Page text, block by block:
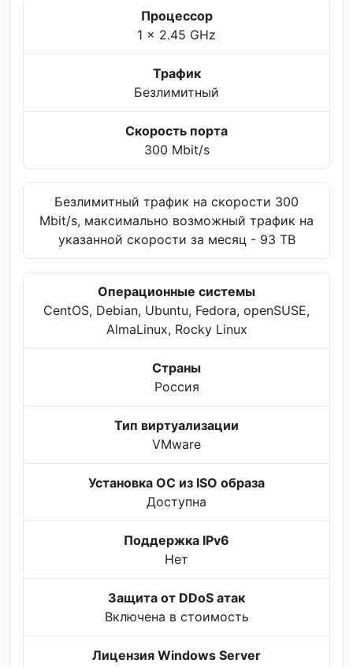
Процессор
1 x 2.45 GHz
Трафик
Безлимитный
Скорость порта
300 Mbit/s
Безлимитный трафик на скорости 300
Mbit/s, максимально возможный трафик на
указанной скорости за месяц - 93 TB
Операционные системы
CentOS, Debian, Ubuntu, Fedora, openSUSE,
AlmaLinux, Rocky Linux
Страны
Россия
Тип виртуализации
VMware
Установка ОС из ISO образа
Доступна
Поддержка IPv6
Нет
Защита от DDoS атак
Включена в стоимость
Лицензия Windows Server